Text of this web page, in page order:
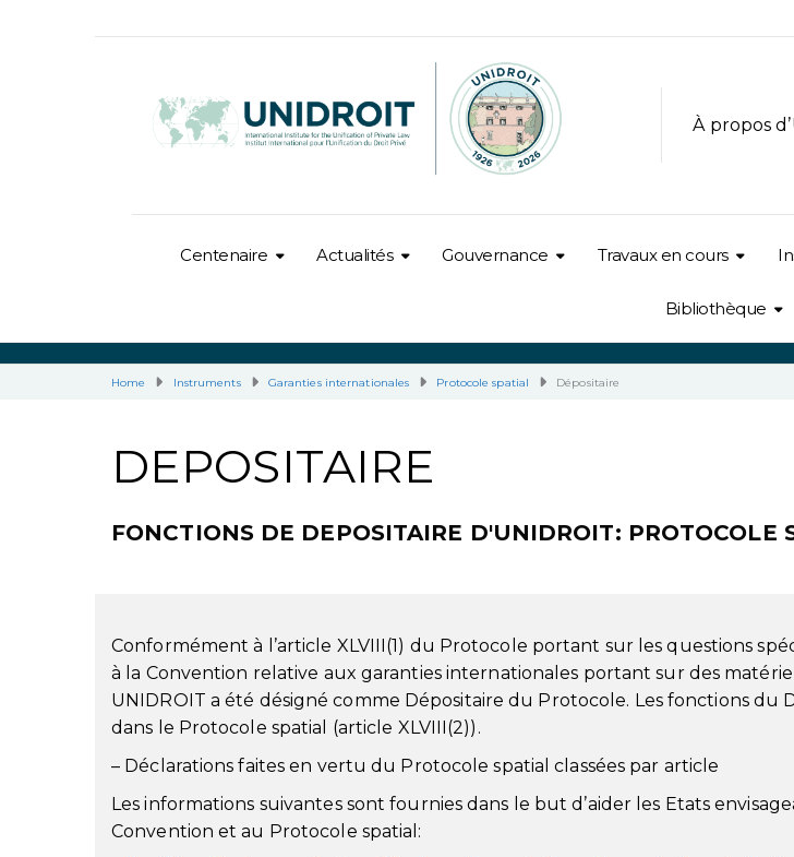
À propos
Centenaire Actualités Gouvernance Travaux en cours
Bibliothèque
Home Instruments Garanties internationales Protocole spatial Dépositaire
DEPOSITAIRE
FONCTIONS DE DEPOSITAIRE D'UNIDROIT: PROTOCOLE
Conformément à l’article XLVIII(1) du Protocole portant sur les questions
à la Convention relative aux garanties internationales portant sur des
UNIDROIT a été désigné comme Dépositaire du Protocole. Les fonctions du
dans le Protocole spatial (article XLVIII(2)).
– Déclarations faites en vertu du Protocole spatial classées par article
Les informations suivantes sont fournies dans le but d’aider les Etats
Convention et au Protocole spatial: